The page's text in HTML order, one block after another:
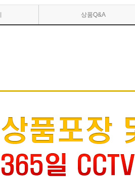
상품Q&A